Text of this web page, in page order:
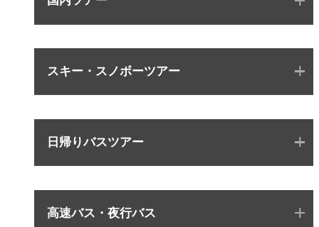
スキー・スノボーツアー
日帰りバスツアー
高速バス・夜行バス